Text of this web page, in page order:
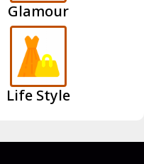
Glamour
Life Style